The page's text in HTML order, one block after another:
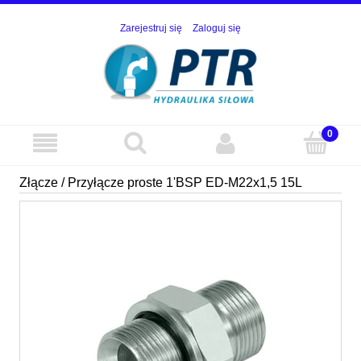
Zarejestruj się Zaloguj się
Złącze / Przyłącze proste 1'BSP ED-M22x1,5 15L